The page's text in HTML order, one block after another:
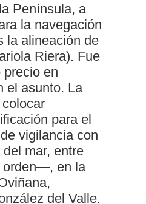
Península, a
la navegación
la alineación de
Riera). Fue
en
el asunto. La
para el
vigilancia con
mar, entre
orden—, en la
del Valle.